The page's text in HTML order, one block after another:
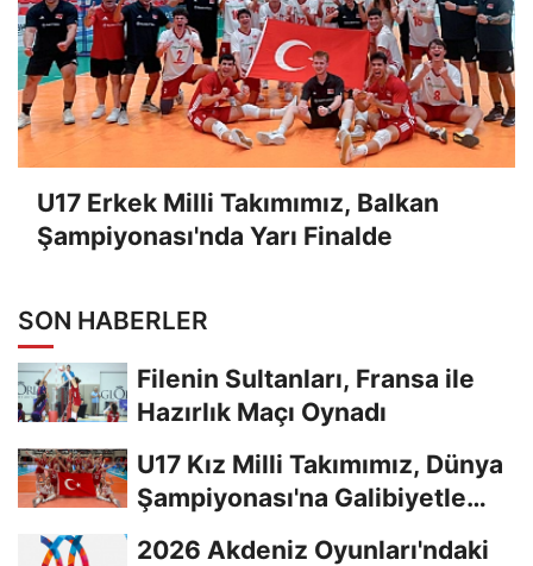
U17 Erkek Milli Takımımız, Balkan
Şampiyonası'nda Yarı Finalde
SON HABERLER
Filenin Sultanları, Fransa ile
Hazırlık Maçı Oynadı
U17 Kız Milli Takımımız, Dünya
Şampiyonası'na Galibiyetle
2026 Akdeniz Oyunları'ndaki